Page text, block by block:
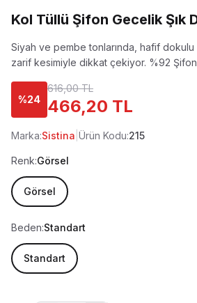
Kol Tüllü Şifon Gecelik Şık
Siyah ve pembe tonlarında, hafif
zarif kesimiyle dikkat çekiyor. %92
%24
616,00 TL
466,20 TL
Marka:Sistina Ürün Kodu:215
Renk:Görsel
Görsel
Beden:Standart
Standart